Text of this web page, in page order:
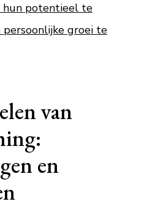
potentieel te
persoonlijke groei te
van
en